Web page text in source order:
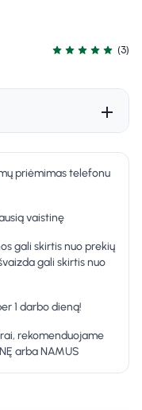
Įvertinimas 5.0
(3)
priėmimas telefonu
vaistinę
gali skirtis nuo prekių
gali skirtis nuo
1 darbo dieną!
rekomenduojame
arba NAMUS